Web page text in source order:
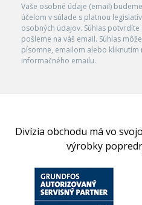
Vaše osobné údaje (email)
účelom v súlade s platnou
osobných údajov. Súhlas
pošleme na váš email. Súhlas
písomne, emailom alebo
informačného emailu.
Divízia obchodu má vo
výrobky